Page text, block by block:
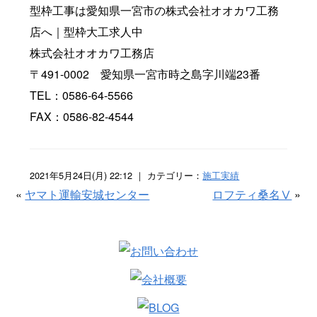
型枠工事は愛知県一宮市の株式会社オオカワ工務
店へ｜型枠大工求人中
株式会社オオカワ工務店
〒491-0002 愛知県一宮市時之島字川端23番
TEL：0586-64-5566
FAX：0586-82-4544
2021年5月24日(月) 22:12 ｜ カテゴリー：施工実績
« ヤマト運輸安城センター ロフティ桑名Ⅴ »